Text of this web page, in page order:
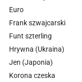
Euro
Frank szwajcarski
Funt szterling
Hrywna (Ukraina)
Jen (Japonia)
Korona czeska